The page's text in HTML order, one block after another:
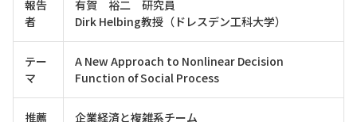
報告
者
有賀 裕二 研究員
Dirk Helbing教授（ドレスデン工科大学）
テー
マ
A New Approach to Nonlinear Decision
Function of Social Process
推薦
企業経済と複雑系チーム